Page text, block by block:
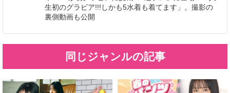
生初のグラビア!!!しかも5水着も着てます」。撮影の
裏側動画も公開
同じジャンルの記事